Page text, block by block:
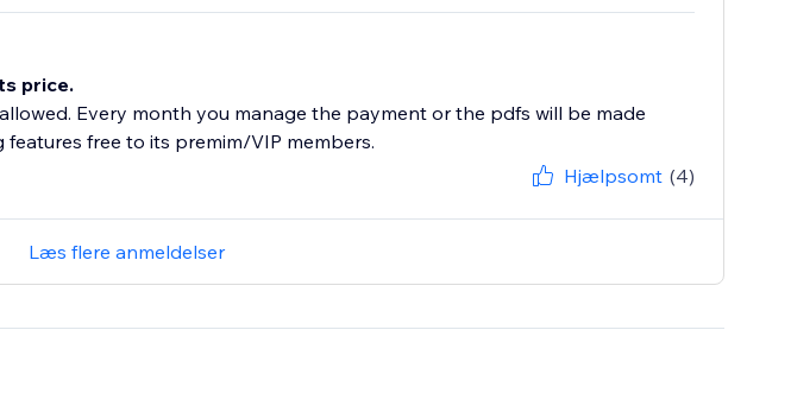
price.
Every month you manage the payment or the pdfs will be made
free to its premim/VIP members.
Hjælpsomt (4)
Læs flere anmeldelser